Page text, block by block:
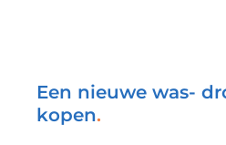
Een nieuwe was-
kopen